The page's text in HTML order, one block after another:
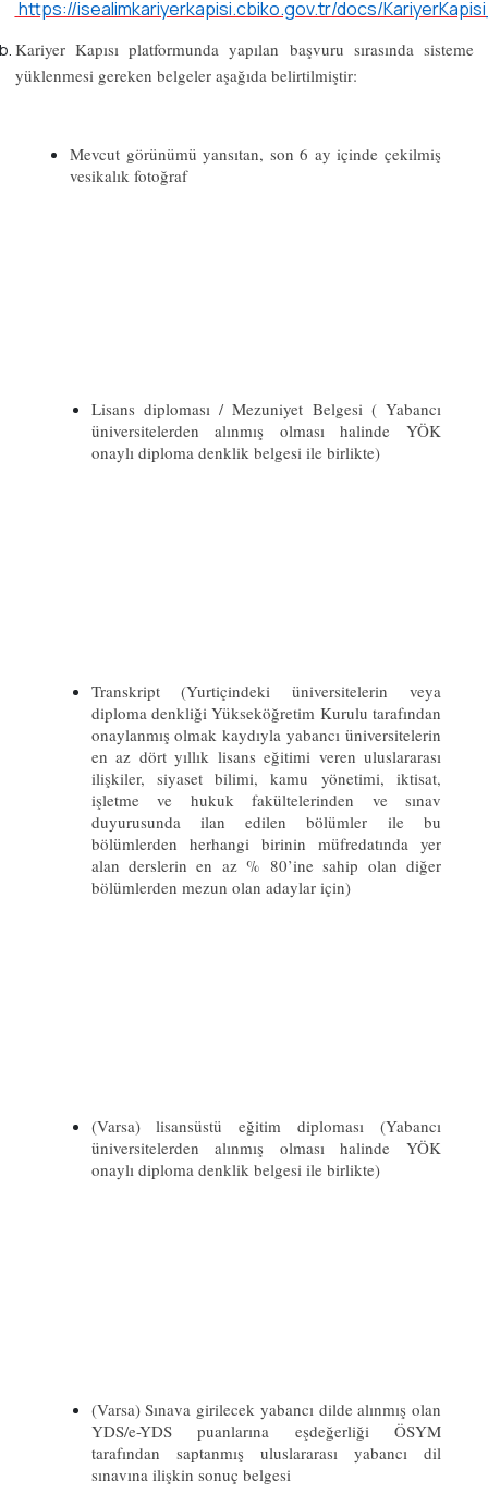
https://isealimkariyerkapisi.cbiko.gov.tr/docs/
Kariyer Kapısı platformunda yapılan başvuru sırasında sisteme
yüklenmesi gereken belgeler aşağıda belirtilmiştir:
Mevcut görünümü yansıtan, son 6 ay içinde çekilmiş
vesikalık fotoğraf
Lisans diploması / Mezuniyet Belgesi ( Yabancı
üniversitelerden alınmış olması halinde YÖK
onaylı diploma denklik belgesi ile birlikte)
Transkript (Yurtiçindeki üniversitelerin veya
diploma denkliği Yükseköğretim Kurulu tarafından
onaylanmış olmak kaydıyla yabancı üniversitelerin
en az dört yıllık lisans eğitimi veren uluslararası
ilişkiler, siyaset bilimi, kamu yönetimi, iktisat,
işletme ve hukuk fakültelerinden ve sınav
duyurusunda ilan edilen bölümler ile bu
bölümlerden herhangi birinin müfredatında yer
alan derslerin en az % 80’ine sahip olan diğer
bölümlerden mezun olan adaylar için)
(Varsa) lisansüstü eğitim diploması (Yabancı
üniversitelerden alınmış olması halinde YÖK
onaylı diploma denklik belgesi ile birlikte)
(Varsa) Sınava girilecek yabancı dilde alınmış olan
YDS/e-YDS puanlarına eşdeğerliği ÖSYM
tarafından saptanmış uluslararası yabancı dil
sınavına ilişkin sonuç belgesi